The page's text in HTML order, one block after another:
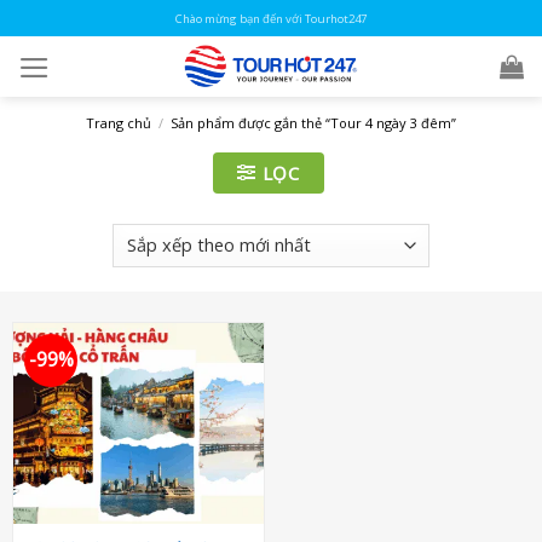
to
content
Chào mừng bạn đến với Tourhot247
Trang chủ / Sản phẩm được gắn thẻ “Tour 4 ngày 3 đêm”
LỌC
-99%